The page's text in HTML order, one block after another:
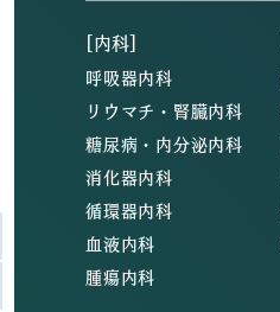
[内科]
呼吸器内科
リウマチ・腎臓内科
糖尿病・内分泌内科
消化器内科
循環器内科
血液内科
腫瘍内科